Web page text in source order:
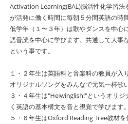
Activation Learning(BAL)脳活性化学習法
が活発に働く時間に毎朝５分間英語の時
低学年（１〜３年）は歌やダンスを中心
語音読を中心に学びます。共通して大事
という事です。
１・２年生は英語科と音楽科の教員が入
オリジナルソングをみんなで元気一杯歌い
３・４年生は"Heiwinglish!"というオリジ
く英語の基本構文を音と視覚で学びます。
５・６年生はOxford Reading Tree教材